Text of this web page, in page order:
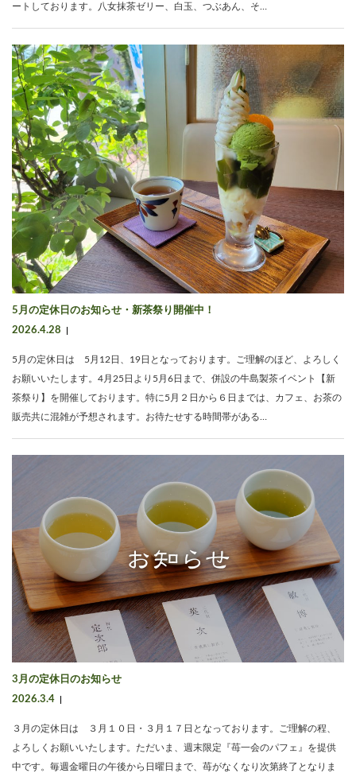
ートしております。八女抹茶ゼリー、白玉、つぶあん、そ…
5月の定休日のお知らせ・新茶祭り開催中！
2026.4.28
5月の定休日は 5月12日、19日となっております。ご理解のほど、よろしく
お願いいたします。4月25日より5月6日まで、併設の牛島製茶イベント【新
茶祭り】を開催しております。特に5月２日から６日までは、カフェ、お茶の
販売共に混雑が予想されます。お待たせする時間帯がある…
3月の定休日のお知らせ
2026.3.4
３月の定休日は ３月１０日・３月１７日となっております。ご理解の程、
よろしくお願いいたします。ただいま、週末限定『苺一会のパフェ』を提供
中です。毎週金曜日の午後から日曜日まで、苺がなくなり次第終了となりま